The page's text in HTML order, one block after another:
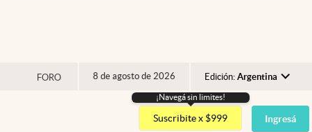
FORO 8 de agosto de 2026 Edición: Argentina
Argentina
España
¡Navegá sin limites!
Suscribite x $999 Ingresá